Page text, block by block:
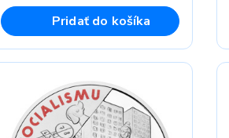
Pridať do košíka